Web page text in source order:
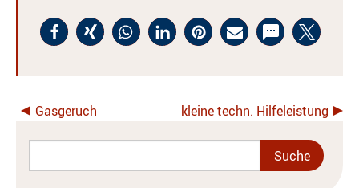
Gasgeruch kleine techn. Hilfeleistung